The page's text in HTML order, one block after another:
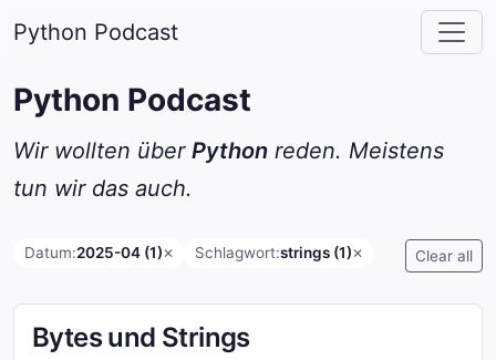
Python Podcast
Python Podcast
Wir wollten über Python reden. Meistens
tun wir das auch.
Datum:2025-04 (1)✕ Schlagwort:strings (1)✕ Clear all
Bytes und Strings